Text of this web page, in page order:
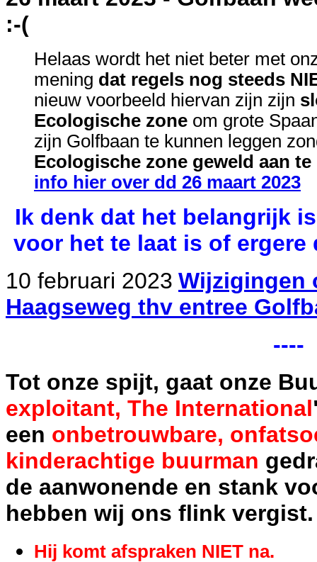
:-(
Helaas wordt het niet beter met
mening dat regels nog steeds
nieuw voorbeeld hiervan zijn zijn
Ecologische zone om grote
zijn Golfbaan te kunnen leggen
Ecologische zone geweld aan te
info hier over dd 26 maart 2023
Ik denk dat het belangrijk
voor het te laat is of ergere
10 februari 2023 Wijzigingen
Haagseweg thv entree
----
Tot onze spijt, gaat onze
exploitant, The International
een onbetrouwbare,
kinderachtige buurman
de aanwonende en stank
hebben wij ons flink vergist.
Hij komt afspraken NIET na.